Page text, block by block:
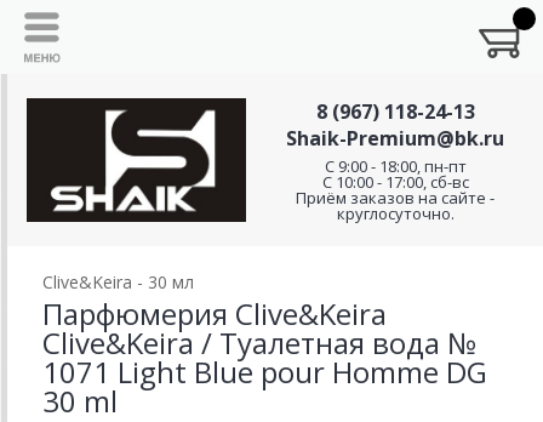
8 (967) 118-24-13
Shaik-Premium@bk.ru
C 9:00 - 18:00, пн-пт
С 10:00 - 17:00, сб-вс
Приём заказов на сайте -
круглосуточно.
Clive&Keira - 30 мл
Парфюмерия Clive&Keira
Clive&Keira / Туалетная вода №
1071 Light Blue pour Homme DG
30 ml